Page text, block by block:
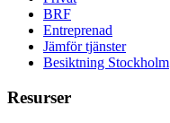
BRF
Entreprenad
Jämför tjänster
Besiktning Stockholm
Resurser